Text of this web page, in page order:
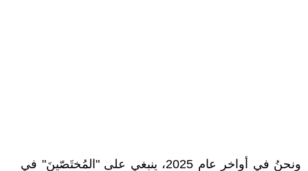
ونحنُ في أواخرِ عام 2025، ينبغي على "المُختَصّينَ" في